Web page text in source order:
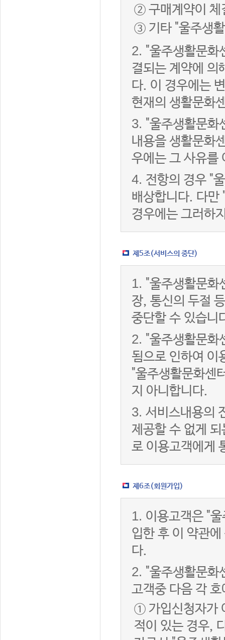
② 구매계약이 체
③ 기타 "울주생
2. "울주생활문화
결되는 계약에 의
다. 이 경우에는
현재의 생활문화
3. "울주생활문화
내용을 생활문화
우에는 그 사유를
4. 전항의 경우 "
배상합니다. 다만
경우에는 그러하
제5조(서비스의 중단)
1. "울주생활문화
장, 통신의 두절
중단할 수 있습니
2. "울주생활문화
됨으로 인하여 이
"울주생활문화센
지 아니합니다.
3. 서비스내용의
제공할 수 없게
로 이용고객에게
제6조(회원가입)
1. 이용고객은 "
입한 후 이 약관
다.
2. "울주생활문화
고객중 다음 각
① 가입신청자가
적이 있는 경우,